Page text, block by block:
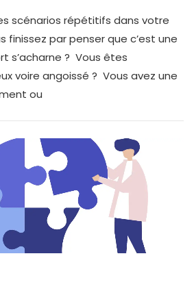
scénarios répétitifs dans votre
finissez par penser que c’est une
s’acharne ? Vous êtes
voire angoissé ? Vous avez une
ou